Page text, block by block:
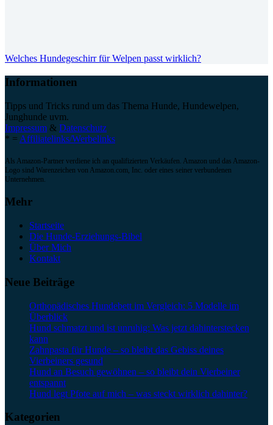
Welches Hundegeschirr für Welpen passt wirklich?
Informationen
Tipps und Tricks rund um das Thema Hunde, Hundewelpen,
Junghunde uvm.
Impressum & Datenschutz
* = Affiliatelinks/Werbelinks
Als Amazon-Partner verdiene ich an qualifizierten Verkäufen. Amazon und das Amazon-
Logo sind Warenzeichen von Amazon.com, Inc. oder eines seiner verbundenen
Unternehmen.
Mehr
Startseite
Die Hunde-Erziehungs-Bibel
Über Mich
Kontakt
Neue Beiträge
Orthopädisches Hundebett im Vergleich: 5 Modelle im
Überblick
Hund schmatzt und ist unruhig: Was jetzt dahinterstecken
kann
Zahnpasta für Hunde – so bleibt das Gebiss deines
Vierbeiners gesund
Hund an Besuch gewöhnen – so bleibt dein Vierbeiner
entspannt
Hund legt Pfote auf mich – was steckt wirklich dahinter?
Kategorien